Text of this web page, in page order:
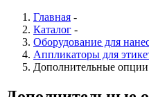
Главная -
Каталог -
Оборудование для
Аппликаторы для
Дополнительные